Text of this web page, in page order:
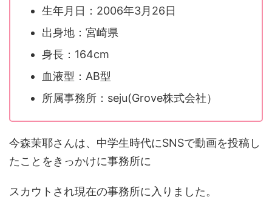
生年月日：2006年3月26日
出身地：宮崎県
身長：164cm
血液型：AB型
所属事務所：seju(Grove株式会社）
今森茉耶さんは、中学生時代にSNSで動画を投稿し
たことをきっかけに事務所に
スカウトされ現在の事務所に入りました。